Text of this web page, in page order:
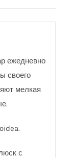
ежедневно
своего
мелкая
с